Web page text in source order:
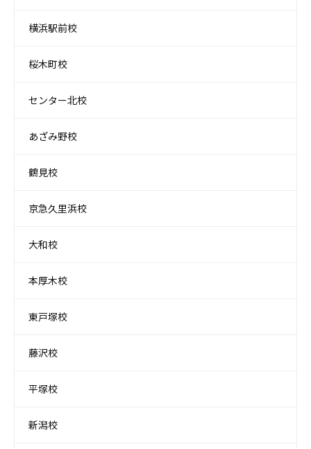
横浜駅前校
桜木町校
センター北校
あざみ野校
鶴見校
京急久里浜校
大和校
本厚木校
東戸塚校
藤沢校
平塚校
新潟校